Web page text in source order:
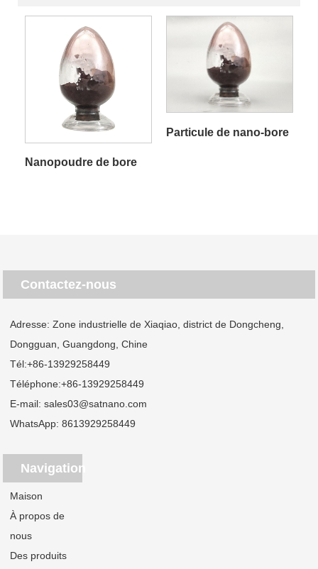
Nanopoudre de bore
Particule de nano-bore
Contactez-nous
Adresse: Zone industrielle de Xiaqiao, district de Dongcheng,
Dongguan, Guangdong, Chine
Tél:+86-13929258449
Téléphone:+86-13929258449
E-mail:sales03@satnano.com
WhatsApp:8613929258449
Navigation
Maison
À propos de
nous
Des produits